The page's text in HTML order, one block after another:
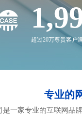
超过20万尊贵客户
专业的
一家专业的互联网品